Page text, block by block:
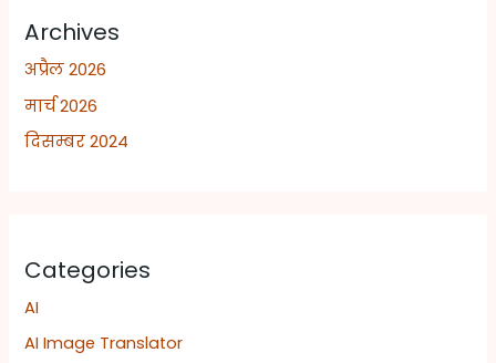
Archives
अप्रैल 2026
मार्च 2026
दिसम्बर 2024
Categories
AI
AI Image Translator